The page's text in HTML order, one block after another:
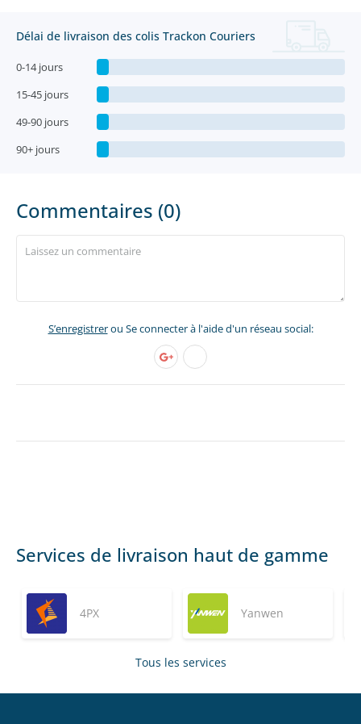
Délai de livraison des colis Trackon Couriers
0-14 jours
15-45 jours
49-90 jours
90+ jours
Commentaires (0)
S’enregistrerou Se connecter à l'aide d'un réseau social:
Services de livraison haut de gamme
4PX Yanwen
Tous les services